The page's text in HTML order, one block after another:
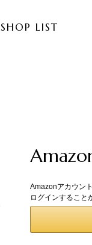
SHOP LIST
Amazonアカウン
ログインすること